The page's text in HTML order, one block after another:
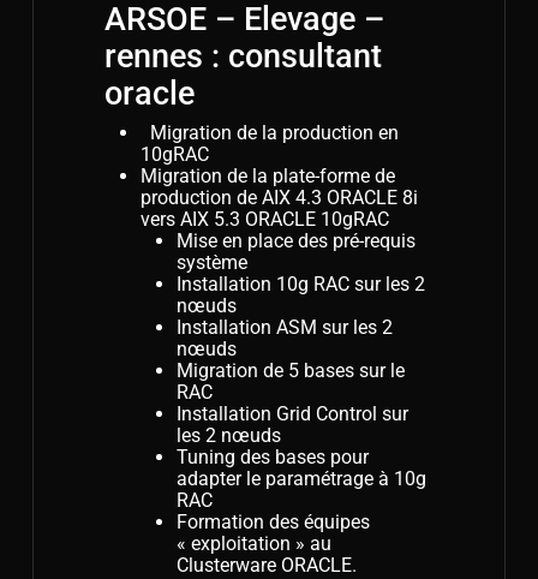
ARSOE – Elevage –
rennes : consultant
oracle
Migration de la production en
10gRAC
Migration de la plate-forme de
production de AIX 4.3 ORACLE 8i
vers AIX 5.3 ORACLE 10gRAC
Mise en place des pré-requis
système
Installation 10g RAC sur les 2
nœuds
Installation ASM sur les 2
nœuds
Migration de 5 bases sur le
RAC
Installation Grid Control sur
les 2 nœuds
Tuning des bases pour
adapter le paramétrage à 10g
RAC
Formation des équipes
« exploitation » au
Clusterware ORACLE.